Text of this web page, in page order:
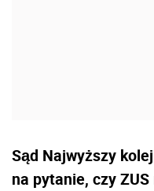
Sąd Najwyższy
na pytanie, czy